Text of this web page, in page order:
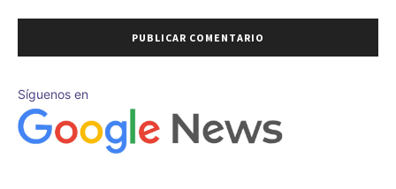
Síguenos en